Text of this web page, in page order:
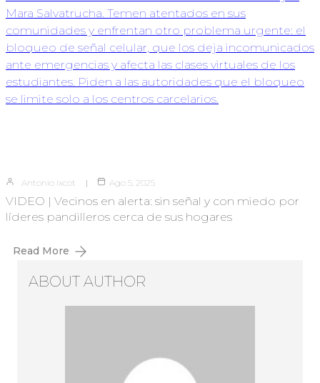
Antonio Ixcot Ago 5, 2025
VIDEO | Vecinos en alerta: sin señal y con miedo por
líderes pandilleros cerca de sus hogares
Read More
ABOUT AUTHOR